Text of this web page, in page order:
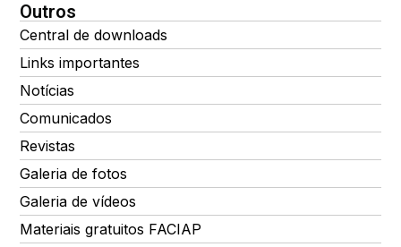
Outros
Central de downloads
Links importantes
Notícias
Comunicados
Revistas
Galeria de fotos
Galeria de vídeos
Materiais gratuitos FACIAP